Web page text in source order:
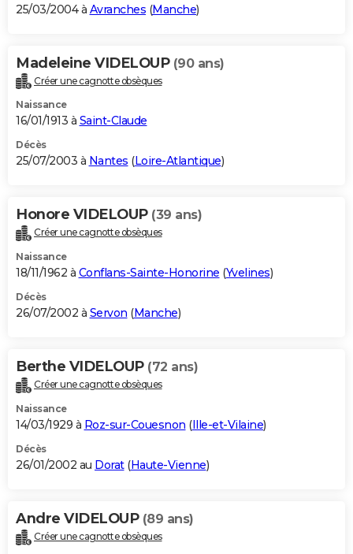
25/03/2004 à Avranches (Manche)
Madeleine VIDELOUP (90 ans)
Créer une cagnotte obsèques
Naissance
16/01/1913 à Saint-Claude
Décès
25/07/2003 à Nantes (Loire-Atlantique)
Honore VIDELOUP (39 ans)
Créer une cagnotte obsèques
Naissance
18/11/1962 à Conflans-Sainte-Honorine (Yvelines)
Décès
26/07/2002 à Servon (Manche)
Berthe VIDELOUP (72 ans)
Créer une cagnotte obsèques
Naissance
14/03/1929 à Roz-sur-Couesnon (Ille-et-Vilaine)
Décès
26/01/2002 au Dorat(Haute-Vienne)
Andre VIDELOUP (89 ans)
Créer une cagnotte obsèques